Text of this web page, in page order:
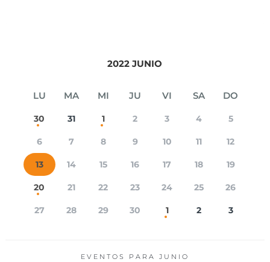
2022 JUNIO
LU MA MI JU VI SA DO
30 31 1 2 3 4 5
6 7 8 9 10 11 12
13 14 15 16 17 18 19
20 21 22 23 24 25 26
27 28 29 30 1 2 3
EVENTOS PARA JUNIO